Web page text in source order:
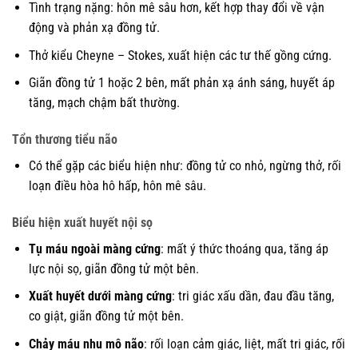
Tình trạng nặng: hôn mê sâu hơn, kết hợp thay đổi về vận
động và phản xạ đồng tử.
Thở kiểu Cheyne – Stokes, xuất hiện các tư thế gồng cứng.
Giãn đồng tử 1 hoặc 2 bên, mất phản xạ ánh sáng, huyết áp
tăng, mạch chậm bất thường.
Tổn thương tiểu não
Có thể gặp các biểu hiện như: đồng tử co nhỏ, ngừng thở, rối
loạn điều hòa hô hấp, hôn mê sâu.
Biểu hiện xuất huyết nội sọ
Tụ máu ngoài màng cứng: mất ý thức thoáng qua, tăng áp
lực nội sọ, giãn đồng tử một bên.
Xuất huyết dưới màng cứng: tri giác xấu dần, đau đầu tăng,
co giật, giãn đồng tử một bên.
Chảy máu nhu mô não: rối loạn cảm giác, liệt, mất tri giác, rối